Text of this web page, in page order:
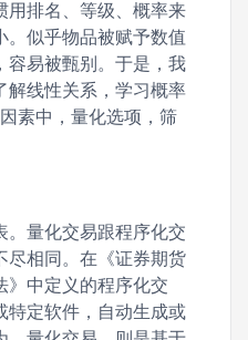
用排名、等级、概率来
。似乎物品被赋予数值
容易被甄别。于是，我
解线性关系，学习概率
素中，量化选项，筛
。量化交易跟程序化交
尽相同。在《证券期货
》中定义的程序化交
特定软件，自动生成或